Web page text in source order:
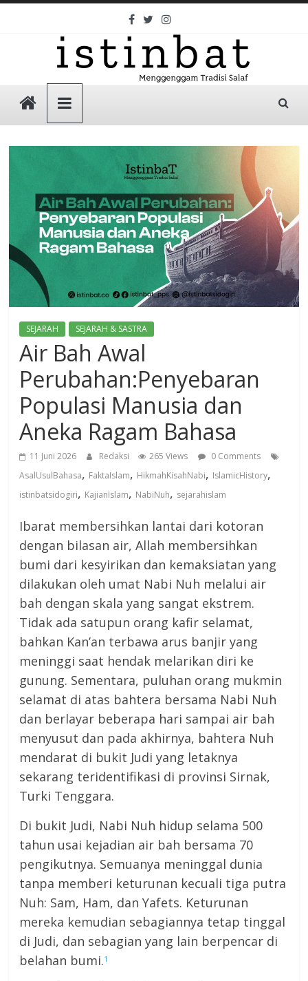
Skip
Istinbat
Menggenggam
Tradisi
SEJARAH SEJARAH & SASTRA
Air Bah Awal
Perubahan:Penyebaran
Populasi Manusia dan
Aneka Ragam Bahasa
11 Juni 2026 Redaksi 265 Views
0 Comments
AsalUsulBahasa, FaktaIslam, HikmahKisahNabi, IslamicHistory,
istinbatsidogiri, KajianIslam, NabiNuh, sejarahislam
Ibarat membersihkan lantai dari kotoran
dengan bilasan air, Allah membersihkan
bumi dari kesyirikan dan kemaksiatan yang
dilakukan oleh umat Nabi Nuh melalui air
bah dengan skala yang sangat ekstrem.
Tidak ada satupun orang kafir selamat,
bahkan Kan’an terbawa arus banjir yang
meninggi saat hendak melarikan diri ke
gunung. Sementara, puluhan orang mukmin
selamat di atas bahtera bersama Nabi Nuh
dan berlayar beberapa hari sampai air bah
menyusut dan pada akhirnya, bahtera Nuh
mendarat di bukit Judi yang letaknya
sekarang teridentifikasi di provinsi Sirnak,
Turki Tenggara.
Di bukit Judi, Nabi Nuh hidup selama 500
tahun usai kejadian air bah bersama 70
pengikutnya. Semuanya meninggal dunia
tanpa memberi keturunan kecuali tiga putra
Nuh: Sam, Ham, dan Yafets. Keturunan
mereka kemudian sebagiannya tetap tinggal
di Judi, dan sebagian yang lain berpencar di
belahan bumi.1